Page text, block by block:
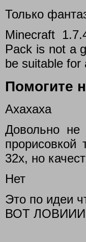
Только
Minecraft
Pack is not a
be suitable for
Помогите
Ахахаха
Довольно не
прорисовкой
32х, но
Нет
Это по идеи
ВОТ